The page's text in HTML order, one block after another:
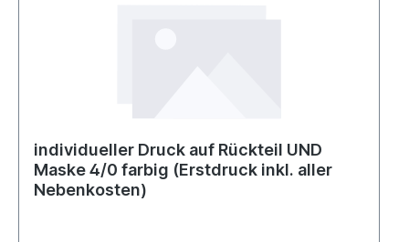
individueller Druck auf Rückteil UND
Maske 4/0 farbig (Erstdruck inkl. aller
Nebenkosten)